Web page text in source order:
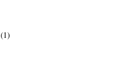
(1)